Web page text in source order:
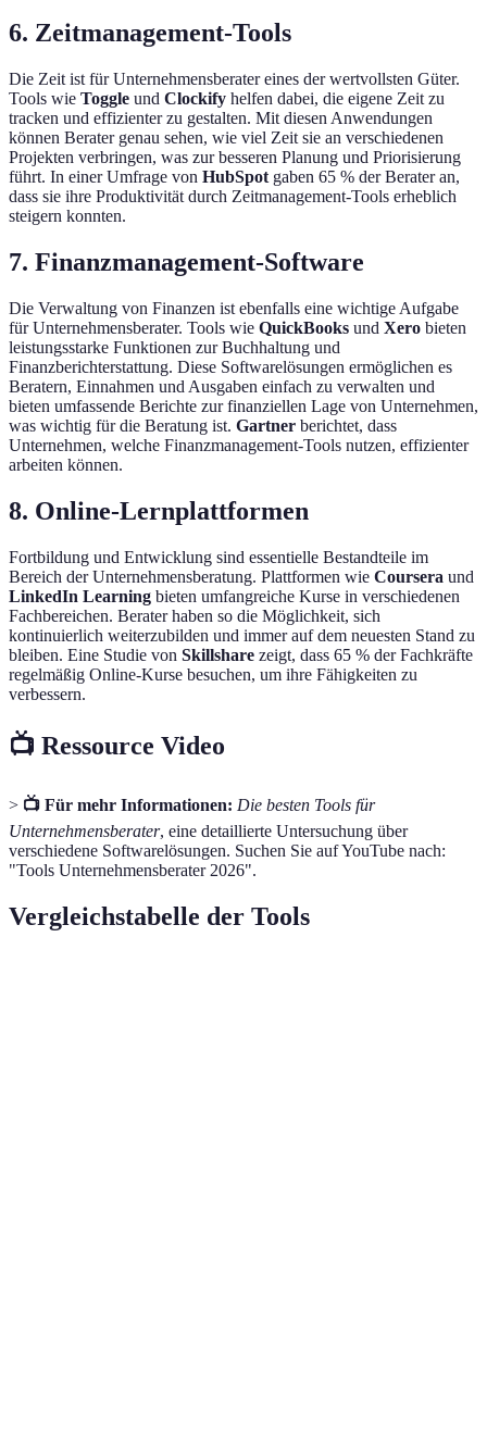
6. Zeitmanagement-Tools
Die Zeit ist für Unternehmensberater eines der wertvollsten Güter.
Tools wie Toggle und Clockify helfen dabei, die eigene Zeit zu
tracken und effizienter zu gestalten. Mit diesen Anwendungen
können Berater genau sehen, wie viel Zeit sie an verschiedenen
Projekten verbringen, was zur besseren Planung und Priorisierung
führt. In einer Umfrage von HubSpot gaben 65 % der Berater an,
dass sie ihre Produktivität durch Zeitmanagement-Tools erheblich
steigern konnten.
7. Finanzmanagement-Software
Die Verwaltung von Finanzen ist ebenfalls eine wichtige Aufgabe
für Unternehmensberater. Tools wie QuickBooks und Xero bieten
leistungsstarke Funktionen zur Buchhaltung und
Finanzberichterstattung. Diese Softwarelösungen ermöglichen es
Beratern, Einnahmen und Ausgaben einfach zu verwalten und
bieten umfassende Berichte zur finanziellen Lage von Unternehmen,
was wichtig für die Beratung ist. Gartner berichtet, dass
Unternehmen, welche Finanzmanagement-Tools nutzen, effizienter
arbeiten können.
8. Online-Lernplattformen
Fortbildung und Entwicklung sind essentielle Bestandteile im
Bereich der Unternehmensberatung. Plattformen wie Coursera und
LinkedIn Learning bieten umfangreiche Kurse in verschiedenen
Fachbereichen. Berater haben so die Möglichkeit, sich
kontinuierlich weiterzubilden und immer auf dem neuesten Stand zu
bleiben. Eine Studie von Skillshare zeigt, dass 65 % der Fachkräfte
regelmäßig Online-Kurse besuchen, um ihre Fähigkeiten zu
verbessern.
📺 Ressource Video
> 📺 Für mehr Informationen: Die besten Tools für
Unternehmensberater, eine detaillierte Untersuchung über
verschiedene Softwarelösungen. Suchen Sie auf YouTube nach:
"Tools Unternehmensberater 2026".
Vergleichstabelle der Tools